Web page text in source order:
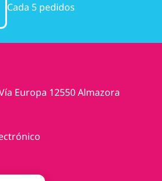
Cada 5 pedidos
Europa 12550 Almazora